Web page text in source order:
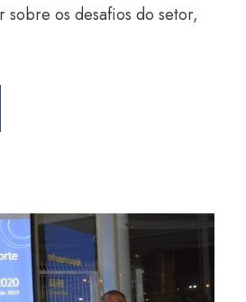
sobre os desafios do setor,